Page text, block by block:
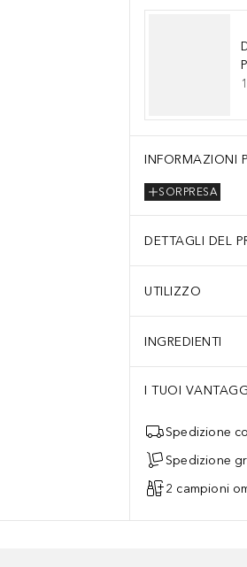
1
INFORMAZIONI
SORPRESA
DETTAGLI DEL
UTILIZZO
INGREDIENTI
I TUOI
Spedizione
Spedizione
2 campioni